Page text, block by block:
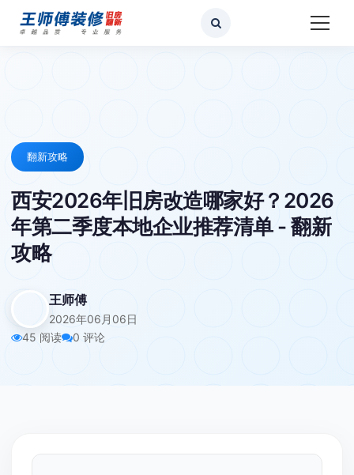
翻新攻略
西安2026年旧房改造哪家好？2026
年第二季度本地企业推荐清单 - 翻新
攻略
王师傅
2026年06月06日
45 阅读
0 评论